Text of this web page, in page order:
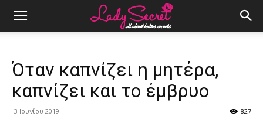
Όταν καπνίζει η μητέρα,
καπνίζει και το έμβρυο
3 Ιουνίου 2019 827